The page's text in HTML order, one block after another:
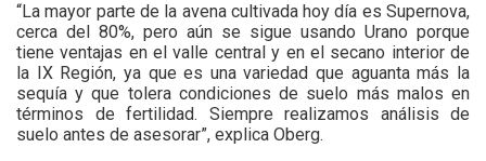
“La mayor parte de la avena cultivada hoy día es Supernova,
cerca del 80%, pero aún se sigue usando Urano porque
tiene ventajas en el valle central y en el secano interior de
la IX Región, ya que es una variedad que aguanta más la
sequía y que tolera condiciones de suelo más malos en
términos de fertilidad. Siempre realizamos análisis de
suelo antes de asesorar”, explica Oberg.